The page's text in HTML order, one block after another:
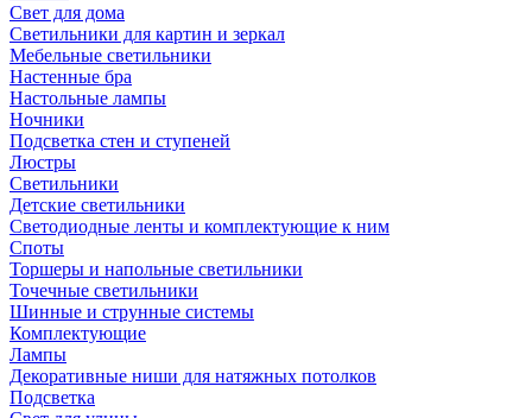
Свет для дома
Светильники для картин и зеркал
Мебельные светильники
Настенные бра
Настольные лампы
Ночники
Подсветка стен и ступеней
Люстры
Светильники
Детские светильники
Светодиодные ленты и комплектующие к ним
Споты
Торшеры и напольные светильники
Точечные светильники
Шинные и струнные системы
Комплектующие
Лампы
Декоративные ниши для натяжных потолков
Подсветка